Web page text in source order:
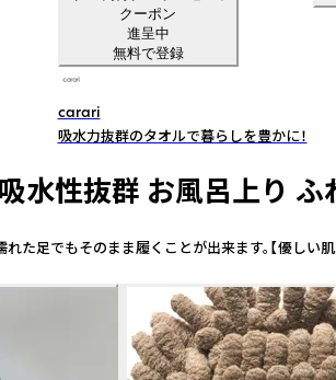
クーポン
進呈中
無料で登録
carari
吸水力抜群のタオルで暮らしを豊かに！
水性抜群 お風呂上
でもそのまま履くことが出来ます。【